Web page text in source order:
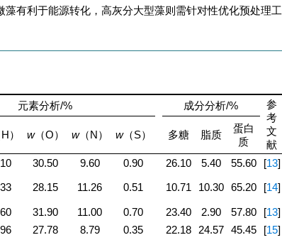
有利于能源转化，高灰分大型藻则需针对性优化预处理工
元素分析/% 成分分析/%
参
考
文
献
） w（O） w（N） w（S） 多糖 脂质
蛋白
质
30.50 9.60 0.90 26.10 5.40 55.60 [13]
28.15 11.26 0.51 10.71 10.30 65.20 [14]
31.90 11.00 0.70 23.40 2.90 57.80 [13]
27.78 8.79 0.35 22.18 24.57 45.45 [15]